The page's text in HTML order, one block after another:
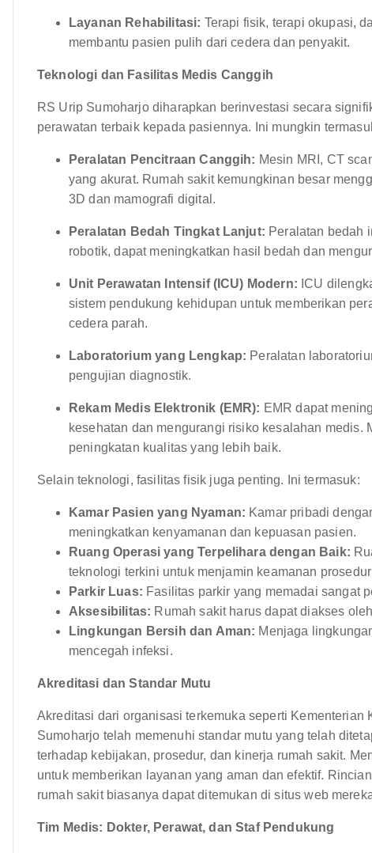
Layanan Rehabilitasi: Terapi fisik, terapi okupasi,
membantu pasien pulih dari cedera dan penyakit.
Teknologi dan Fasilitas Medis Canggih
RS Urip Sumoharjo diharapkan berinvestasi secara
perawatan terbaik kepada pasiennya. Ini mungkin
Peralatan Pencitraan Canggih: Mesin MRI, CT
yang akurat. Rumah sakit kemungkinan besar
3D dan mamografi digital.
Peralatan Bedah Tingkat Lanjut: Peralatan bedah
robotik, dapat meningkatkan hasil bedah dan
Unit Perawatan Intensif (ICU) Modern: ICU
sistem pendukung kehidupan untuk memberikan
cedera parah.
Laboratorium yang Lengkap: Peralatan
pengujian diagnostik.
Rekam Medis Elektronik (EMR): EMR dapat
kesehatan dan mengurangi risiko kesalahan
peningkatan kualitas yang lebih baik.
Selain teknologi, fasilitas fisik juga penting. Ini termasuk:
Kamar Pasien yang Nyaman: Kamar pribadi
meningkatkan kenyamanan dan kepuasan pasien.
Ruang Operasi yang Terpelihara dengan Baik:
teknologi terkini untuk menjamin keamanan
Parkir Luas: Fasilitas parkir yang memadai sangat
Aksesibilitas: Rumah sakit harus dapat diakses
Lingkungan Bersih dan Aman: Menjaga
mencegah infeksi.
Akreditasi dan Standar Mutu
Akreditasi dari organisasi terkemuka seperti
Sumoharjo telah memenuhi standar mutu yang telah
terhadap kebijakan, prosedur, dan kinerja rumah sakit.
untuk memberikan layanan yang aman dan efektif.
rumah sakit biasanya dapat ditemukan di situs web
Tim Medis: Dokter, Perawat, dan Staf Pendukung